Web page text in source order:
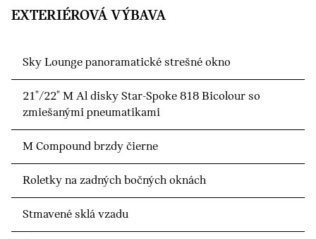
EXTERIÉROVÁ VÝBAVA
Sky Lounge panoramatické strešné okno
21"/22" M Al disky Star-Spoke 818 Bicolour so
zmiešanými pneumatikami
M Compound brzdy čierne
Roletky na zadných bočných oknách
Stmavené sklá vzadu